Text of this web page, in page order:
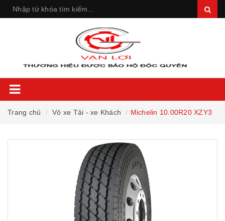
Trang chủ Vỏ xe Tải - xe Khách Michelin 10.00R20 XZY3